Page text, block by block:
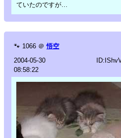
ていたのですが…
🐾 1066 ＠ 悟空
2004-05-30
08:58:22